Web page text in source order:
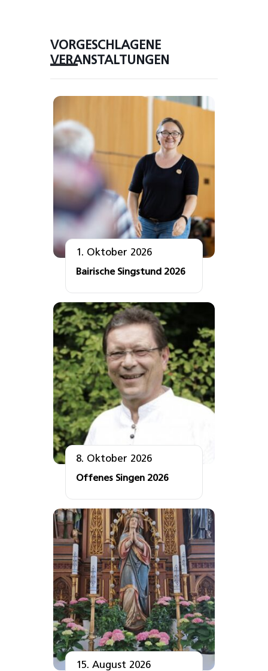
VORGESCHLAGENE
VERANSTALTUNGEN
1. Oktober 2026
Bairische Singstund 2026
8. Oktober 2026
Offenes Singen 2026
15. August 2026